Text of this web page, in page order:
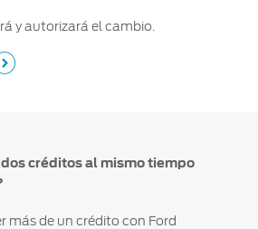
y autorizará el cambio.
créditos al mismo tiempo
más de un crédito con Ford